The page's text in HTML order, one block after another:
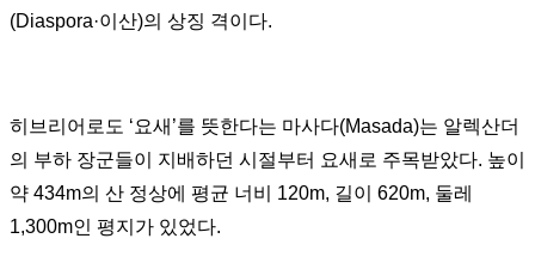
(Diaspora·이산)의 상징 격이다.
히브리어로도 ‘요새 ’를 뜻한다는 마사다(Masada)는 알렉산더
의 부하 장군들이 지배하던 시절부터 요새로 주목받았다. 높이
약 434m의 산 정상에 평균 너비 120m, 길이 620m, 둘레
1,300m인 평지가 있었다.